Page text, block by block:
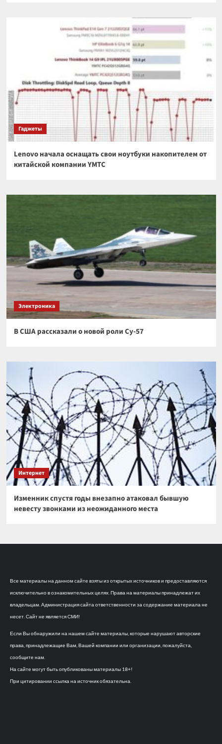
Гаджеты
Lenovo начала оснащать свои ноутбуки накопителем от
китайской компании YMTC
Электроника
В США рассказали о новой роли Су-57
Интернет
Изменник спустя годы внезапно атаковал бывшую
невесту звонками из неожиданного места
Все материалы на данном сайте взяты из открытых источников и предоставляются
исключительно в ознакомительных целях. Права на материалы принадлежат их
владельцам. Администрация сайта ответственности за содержание материала не
несет. Сайт не является СМИ!
Если Вы обнаружили на нашем сайте материалы, которые нарушают авторские
права, принадлежащие Вам, Вашей компании или организации, пожалуйста,
сообщите нам.
На сайте могут быть опубликованы материалы 18+!
При цитировании ссылка на источник обязательна.